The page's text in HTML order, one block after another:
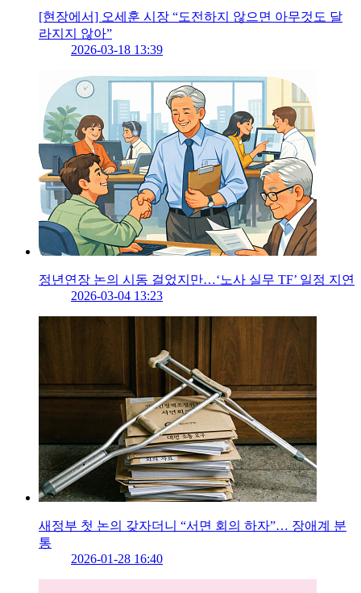
[현장에서] 오세훈 시장 “도전하지 않으면 아무것도 달
라지지 않아”
2026-03-18 13:39
정년연장 논의 시동 걸었지만…‘노사 실무 TF’ 일정 지연
2026-03-04 13:23
새정부 첫 논의 갖자더니 “서면 회의 하자”… 장애계 분
통
2026-01-28 16:40